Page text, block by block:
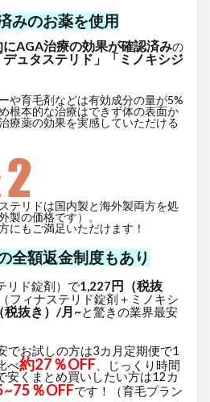
みのお薬を使用
にAGA治療の効果が確認済みの
デュタステリド」「ミノキシジ
や育毛剤などは有効成分の量が5%
根本的な治療はできず体の表面か
療薬の効果を実感していただける
テリドは国内製と海外製両方を処
製の価格です）。
にもご満足いただけます！
全額返金制度もあり
リド錠剤）で1,227円（税抜
フィナステリド錠剤＋ミノキシ
税抜き）/月~と驚きの業界最安
でお試しの方は3カ月定期便で1
べ約27％OFF 、じっくり時間
安くまとめ買いしたい方は12カ
％OFFです！（育毛プラン